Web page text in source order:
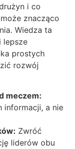
i co
znacząco
Wiedza ta
lepsze
prostych
rozwój
meczem:
informacji, a nie
Zwróć
liderów obu